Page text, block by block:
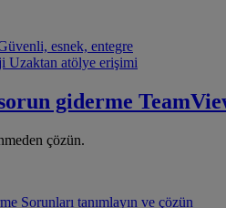
esnek, entegre
Uzaktan atölye erişimi
giderme
çözün.
Sorunları tanımlayın ve çözün